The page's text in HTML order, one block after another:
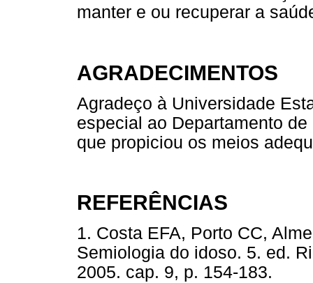
manter e ou recuperar a
AGRADECIMENTOS
Agradeço à Universidade
especial ao Departamento
que propiciou os meios
REFERÊNCIAS
1. Costa EFA, Porto CC,
Semiologia do idoso. 5. ed.
2005. cap. 9, p. 154-